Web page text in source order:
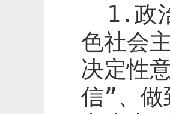
1. 政
色社会
决定性
信”、做